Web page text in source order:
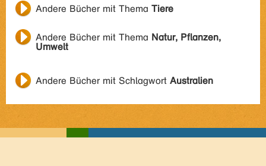
Andere Bücher mit Thema Tiere
Andere Bücher mit Thema Natur, Pflanzen,
Umwelt
Andere Bücher mit Schlagwort Australien